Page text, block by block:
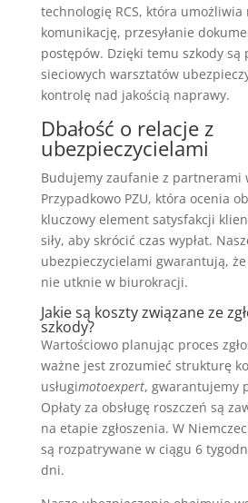
technologię RCS, która
komunikację, przesyłanie
postępów. Dzięki temu szkody są
sieciowych warsztatów
kontrolę nad jakością naprawy.
Dbałość o relacje z
ubezpieczycielami
Budujemy zaufanie z partnerami
Przypadkowo PZU, która ocenia
kluczowy element satysfakcji
siły, aby skrócić czas wypłat.
ubezpieczycielami gwarantują, że
nie utknie w biurokracji.
Jakie są koszty związane ze
szkody?
Wartościowo planując proces
ważne jest zrozumieć strukturę
usługimotoexpert, gwarantujemy
Opłaty za obsługę roszczeń są
na etapie zgłoszenia. W
są rozpatrywane w ciągu 6
dni.